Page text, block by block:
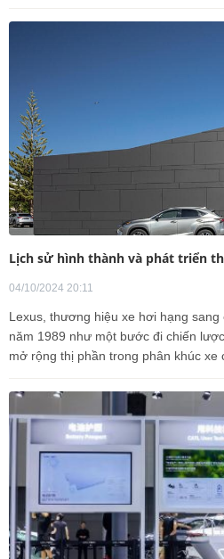
Lịch sử hình thành và phát triển
04/10/2024 20:11
Lexus, thương hiệu xe hơi hạng
năm 1989 như một bước đi chiến
mở rộng thị phần trong phân khúc xe